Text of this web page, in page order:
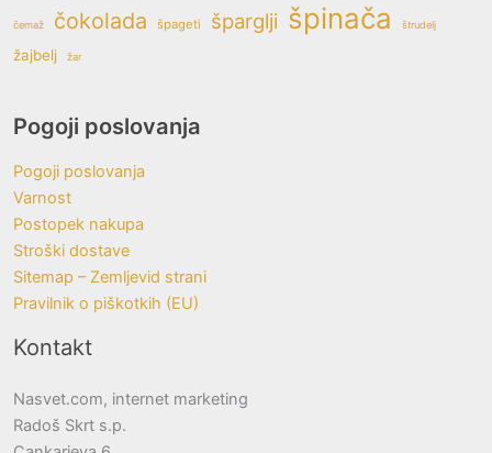
čemaž čokolada špageti šparglji špinača štrudelj
žajbelj žar
Pogoji poslovanja
Pogoji poslovanja
Varnost
Postopek nakupa
Stroški dostave
Sitemap – Zemljevid strani
Pravilnik o piškotkih (EU)
Kontakt
Nasvet.com, internet marketing
Radoš Skrt s.p.